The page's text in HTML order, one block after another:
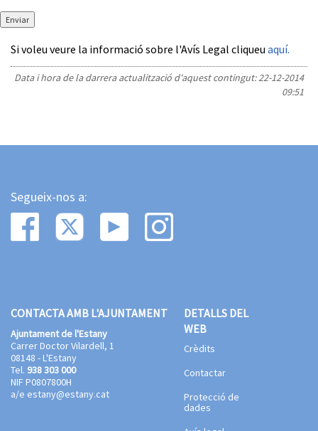
Enviar
Si voleu veure la informació sobre l'Avís Legal cliqueu aquí.
Data i hora de la darrera actualització d'aquest contingut:22-12-2014
09:51
Segueix-nos a:
CONTACTA AMB L'AJUNTAMENT
Ajuntament de l'Estany
Carrer Doctor Vilardell, 1
08148 - L'Estany
Tel. 938 303 000
NIF P0807800H
a/e estany@estany.cat
DETALLS DEL
WEB
Crèdits
Contactar
Protecció de
dades